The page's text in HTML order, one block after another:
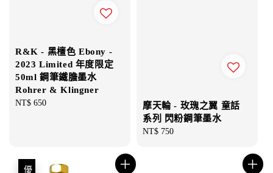
R&K - 黑檀色 Ebony -
2023 Limited 年度限定
50ml 鋼筆鐵膽墨水
Rohrer & Klingner
Regular
NT$ 650
摩天輪 - 玫瑰之翼 童話
系列 閃粉鋼筆墨水
Regular
NT$ 750